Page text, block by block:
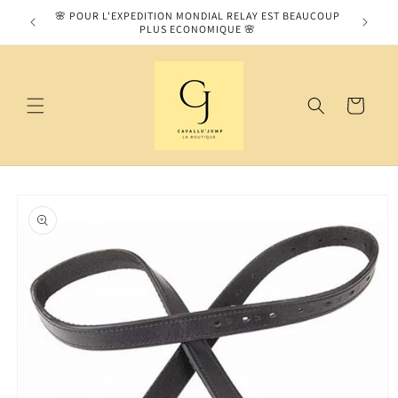
passer
SUR
🌸 POUR L'EXPEDITION MONDIAL RELAY EST BEAUCOUP
PLUS ECONOMIQUE 🌸
Panier
informations
produits